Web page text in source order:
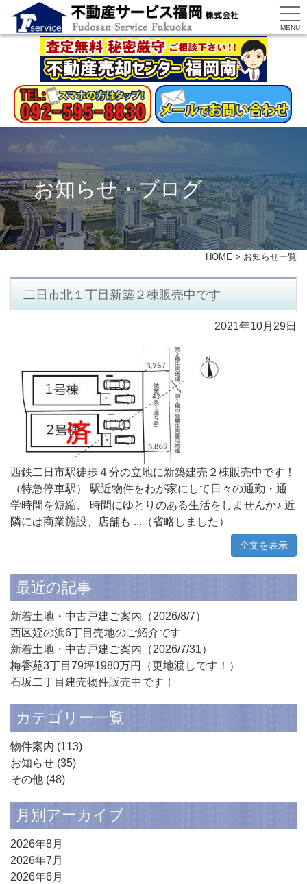
MENU
お知らせ・ブログ
HOME > お知らせ一覧
二日市北１丁目新築２棟販売中です
2021年10月29日
西鉄二日市駅徒歩４分の立地に新築建売２棟販売中です！
（特急停車駅） 駅近物件をわが家にして日々の通勤・通
学時間を短縮、 時間にゆとりのある生活をしませんか♪ 近
隣には商業施設、店舗も ...（省略しました）
全文を表示
最近の記事
新着土地・中古戸建ご案内（2026/8/7）
西区姪の浜6丁目売地のご紹介です
新着土地・中古戸建ご案内（2026/7/31）
梅香苑3丁目79坪1980万円（更地渡しです！）
石坂二丁目建売物件販売中です！
カテゴリー一覧
物件案内 (113)
お知らせ (35)
その他 (48)
月別アーカイブ
2026年8月
2026年7月
2026年6月